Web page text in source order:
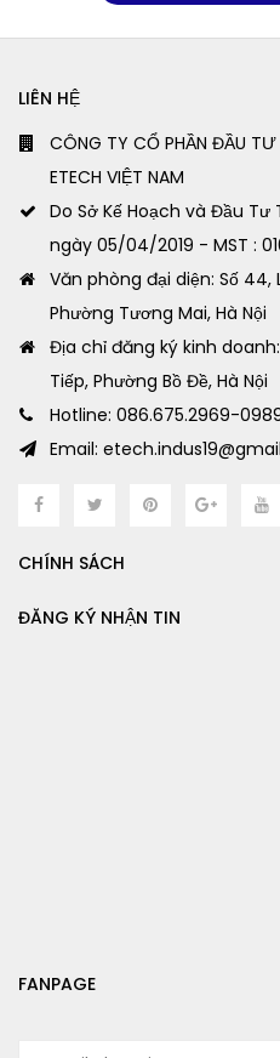
LIÊN HỆ
CÔNG TY CỔ PHẦN ĐẦU TƯ
ETECH VIỆT NAM
Do Sở Kế Hoạch và Đầu Tư
ngày 05/04/2019 - MST :
Văn phòng đại diện: Số 44,
Phường Tương Mai, Hà Nội
Địa chỉ đăng ký kinh
Tiếp, Phường Bồ Đề, Hà Nội
Hotline: 086.675.2969-
Email:
CHÍNH SÁCH
ĐĂNG KÝ NHẬN TIN
FANPAGE